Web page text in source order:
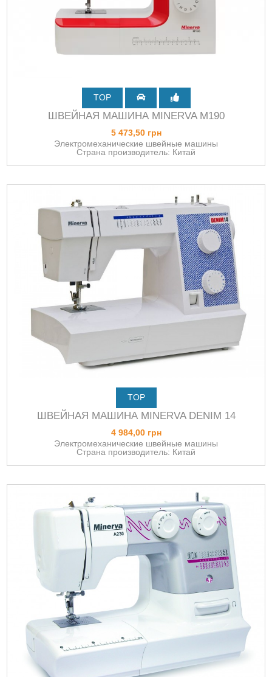
TOP
ШВЕЙНАЯ МАШИНА MINERVA M190
5 473,50 грн
Электромеханические швейные машины
Страна производитель: Китай
TOP
ШВЕЙНАЯ МАШИНА MINERVA DENIM 14
4 984,00 грн
Электромеханические швейные машины
Страна производитель: Китай